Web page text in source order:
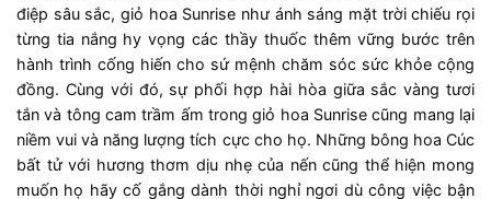
điệp sâu sắc, giỏ hoa Sunrise như ánh sáng mặt trời chiếu rọi
từng tia nắng hy vọng các thầy thuốc thêm vững bước trên
hành trình cống hiến cho sứ mệnh chăm sóc sức khỏe cộng
đồng. Cùng với đó, sự phối hợp hài hòa giữa sắc vàng tươi
tắn và tông cam trầm ấm trong giỏ hoa Sunrise cũng mang lại
niềm vui và năng lượng tích cực cho họ. Những bông hoa Cúc
bất tử với hương thơm dịu nhẹ của nến cũng thể hiện mong
muốn họ hãy cố gắng dành thời nghỉ ngơi dù công việc bận